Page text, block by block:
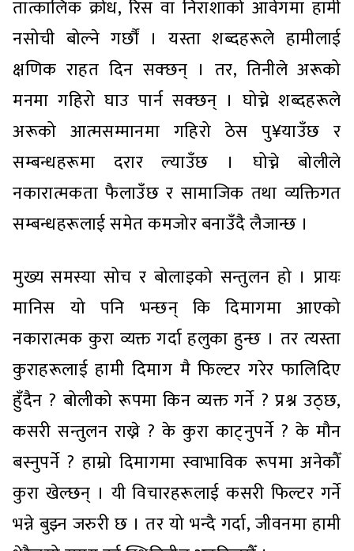
तात्कालिक क्रोध, रिस वा निराशाको आवेगमा हामी
नसोची बोल्ने गर्छौं । यस्ता शब्दहरूले हामीलाई
क्षणिक राहत दिन सक्छन् । तर, तिनीले अरूको
मनमा गहिरो घाउ पार्न सक्छन् । घोच्ने शब्दहरूले
अरूको आत्मसम्मानमा गहिरो ठेस पु¥याउँछ र
सम्बन्धहरूमा दरार ल्याउँछ । घोच्ने बोलीले
नकारात्मकता फैलाउँछ र सामाजिक तथा व्यक्तिगत
सम्बन्धहरूलाई समेत कमजोर बनाउँदै लैजान्छ ।
मुख्य समस्या सोच र बोलाइको सन्तुलन हो । प्रायः
मानिस यो पनि भन्छन् कि दिमागमा आएको
नकारात्मक कुरा व्यक्त गर्दा हलुका हुन्छ । तर त्यस्ता
कुराहरूलाई हामी दिमाग मै फिल्टर गरेर फालिदिए
हुँदैन ? बोलीको रूपमा किन व्यक्त गर्ने ? प्रश्न उठ्छ,
कसरी सन्तुलन राख्ने ? के कुरा काट्नुपर्ने ? के मौन
बस्नुपर्ने ? हाम्रो दिमागमा स्वाभाविक रूपमा अनेकौँ
कुरा खेल्छन् । यी विचारहरूलाई कसरी फिल्टर गर्ने
भन्ने बुझ्न जरुरी छ । तर यो भन्दै गर्दा, जीवनमा हामी